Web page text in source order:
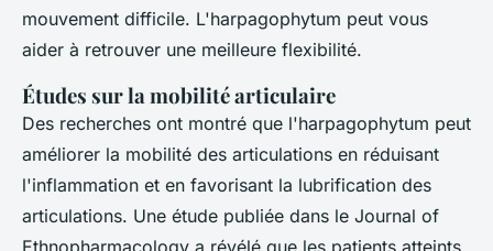
mouvement difficile. L'harpagophytum peut vous
aider à retrouver une meilleure flexibilité.
Études sur la mobilité articulaire
Des recherches ont montré que l'harpagophytum peut
améliorer la mobilité des articulations en réduisant
l'inflammation et en favorisant la lubrification des
articulations. Une étude publiée dans le Journal of
Ethnopharmacology a révélé que les patients atteints